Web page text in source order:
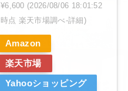
¥6,600 (2026/08/06 18:01:52
時点 楽天市場調べ-詳細)
Amazon
楽天市場
Yahooショッピング